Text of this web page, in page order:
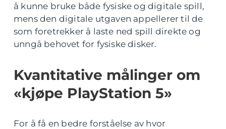
å kunne bruke både fysiske og digitale spill,
mens den digitale utgaven appellerer til de
som foretrekker å laste ned spill direkte og
unngå behovet for fysiske disker.
Kvantitative målinger om
«kjøpe PlayStation 5»
For å få en bedre forståelse av hvor